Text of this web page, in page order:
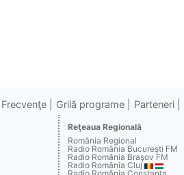
Frecvenţe Grilă programe Parteneri
Reţeaua Regională
România Regional
Radio România Bucureşti FM
Radio România Braşov FM
Radio România Cluj